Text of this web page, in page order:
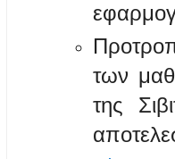
των
της